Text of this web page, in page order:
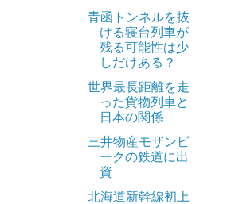
青函トンネルを抜
ける寝台列車が
残る可能性は少
しだけある？
世界最長距離を走
った貨物列車と
日本の関係
三井物産モザンビ
ークの鉄道に出
資
北海道新幹線初上